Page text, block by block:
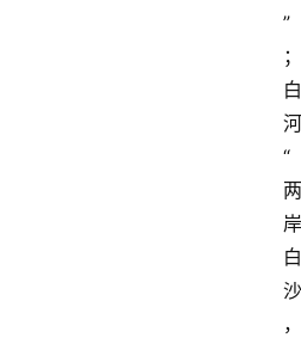
”
；
白
河
“
两
岸
白
沙
，